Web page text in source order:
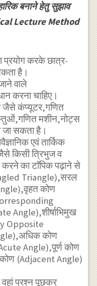
बनाने हेतु सुझाव
Lecture Method
प्रयोग करके छात्र-
है।
वाले
करना चाहिए।
जैसे कंप्यूटर,गणित
मशीन,नोट्स
जा सकता है।
एवं तार्किक
किसी त्रिभुज व
करने का टाॅपिक पढ़ाने से
Triangle),सरल
कोण
Angle),शीर्षाभिमुख
Opposite
कोण
Angle),पूर्ण कोण
(Adjacent Angle)
वहां प्रश्न पूछकर